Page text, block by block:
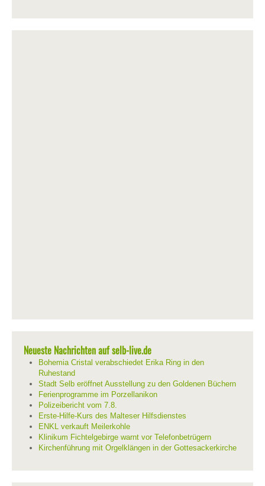
Neueste Nachrichten auf selb-live.de
Bohemia Cristal verabschiedet Erika Ring in den
Ruhestand
Stadt Selb eröffnet Ausstellung zu den Goldenen Büchern
Ferienprogramme im Porzellanikon
Polizeibericht vom 7.8.
Erste-Hilfe-Kurs des Malteser Hilfsdienstes
ENKL verkauft Meilerkohle
Klinikum Fichtelgebirge warnt vor Telefonbetrügern
Kirchenführung mit Orgelklängen in der Gottesackerkirche